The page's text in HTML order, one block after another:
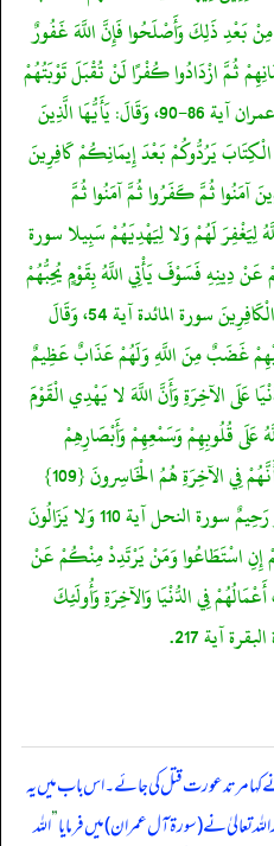
الَّذِينَ تَابُوا مِنْ بَعْدِ ذَلِكَ وَأَصْلَحُوا فَإِنَّ اللَّهَ غَفُورٌ
ثُمَّ ازْدَادُوا كُفْرًا لَنْ تُقْبَلَ تَوْبَتُهُمْ
وَأُولَئِكَ هُمُ الضَّالُّونَ {90} سورة آل عمران آية 86-90، وَقَالَ: يَأَيُّهَا الَّذِينَ
الْكِتَابَ يَرُدُّوكُمْ بَعْدَ إِيمَانِكُمْ كَافِرِينَ
وَقَالَ إِنَّ الَّذِينَ آمَنُوا ثُمَّ كَفَرُوا ثُمَّ آمَنُوا ثُمَّ
لَهُمْ وَلا لِيَهْدِيَهُمْ سَبِيلا سورة
مِنْكُمْ عَنْ دِينِهِ فَسَوْفَ يَأْتِي اللَّهُ بِقَوْمٍ يُحِبُّهُمْ
وَيُحِبُّونَهُ أَذِلَّةٍ عَلَى الْمُؤْمِنِينَ أَعِزَّةٍ عَلَى الْكَافِرِينَ سورة المائدة آية 54، وَقَالَ
غَضَبٌ مِنَ اللَّهِ وَلَهُمْ عَذَابٌ عَظِيمٌ
عَلَى الآخِرَةِ وَأَنَّ اللَّهَ لا يَهْدِي الْقَوْمَ
اللَّهُ عَلَى قُلُوبِهِمْ وَسَمْعِهِمْ وَأَبْصَارِهِمْ
وَأُولَئِكَ هُمُ الْغَافِلُونَ {108} لا جَرَمَ أَنَّهُمْ فِي الآخِرَةِ هُمُ الْخَاسِرونَ {109}
سورة النحل آية 106-109 إِلَى لَغَفُورٌ رَحِيمٌ سورة النحل آية 110 وَلا يَزَالُونَ
اسْتَطَاعُوا وَمَنْ يَرْتَدِدْ مِنْكُمْ عَنْ
فِي الدُّنْيَا وَالآخِرَةِ وَأُولَئِكَ
آية 217.
کہامرتد عورت قتل کی جائے۔ اس باب میں یہ
تعالیٰ نے (سورۃ آل عمران) میں فرمایا”اللہ